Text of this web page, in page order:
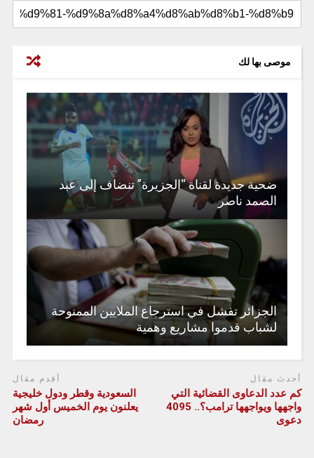
موصى بها لك
ضحية جديدة لقناة “الجزيرة” تنضاف إلى عبد
الصمد ناصر
الجزائر تفشل في استرجاع الملايين الممنوحة
لشباب قدموا مشاريع وهمية
أحدث مقال
كم عدد الدعاوى القضائية التي
واجهها ويواجهها ترامب؟.. 4095
دعوى
أقدم مقال
السعودية وقطر ودول خليجية
يعلنون يوم الخميس أول شهر
رمضان